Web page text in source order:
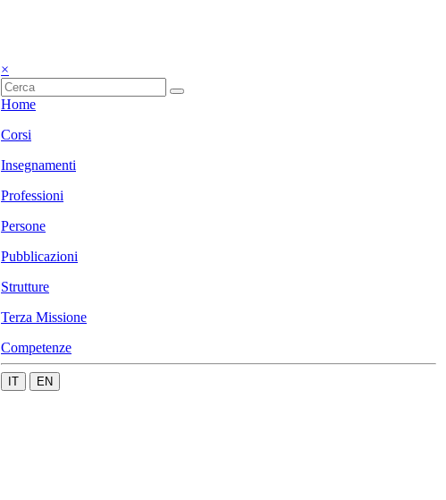
×
Home
Corsi
Insegnamenti
Professioni
Persone
Pubblicazioni
Strutture
Terza Missione
Competenze
IT EN